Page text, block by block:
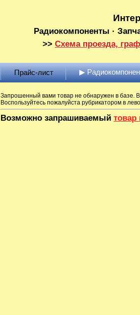
Радиокомпоненты ·
>> Схема проезда,
Прайс-лист ▶
Запрошенный вами товар не обнаружен в базе.
Воспользуйтесь пожалуйста рубрикатором в
Возможно запрашиваемый